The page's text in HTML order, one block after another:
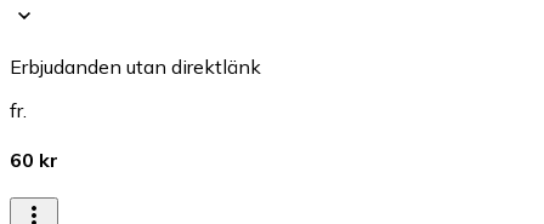
Erbjudanden utan direktlänk
fr.
60 kr